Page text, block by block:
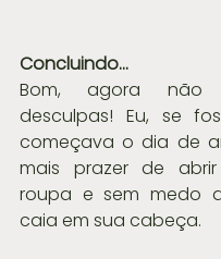
Concluindo...
Bom, agora não
desculpas! Eu, se
começava o dia de
mais prazer de
roupa e sem medo
caia em sua cabeça.